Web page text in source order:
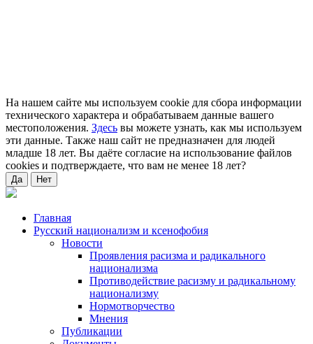
На нашем сайте мы используем cookie для сбора информации
технического характера и обрабатываем данные вашего
местоположения. Здесь вы можете узнать, как мы используем
эти данные. Также наш сайт не предназначен для людей
младше 18 лет. Вы даёте согласие на использование файлов
cookies и подтверждаете, что вам не менее 18 лет?
Да Нет
Главная
Русский национализм и ксенофобия
Новости
Проявления расизма и радикального
национализма
Противодействие расизму и радикальному
национализму
Нормотворчество
Мнения
Публикации